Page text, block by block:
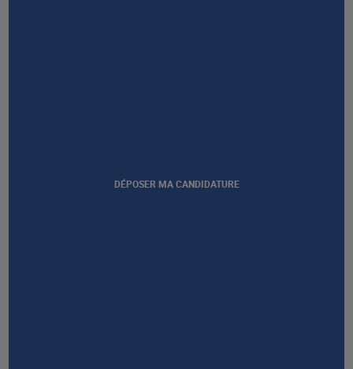
DÉPOSER MA CANDIDATURE